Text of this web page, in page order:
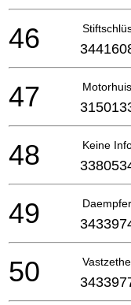
46
47
Keine
48
Daempfer
49
50